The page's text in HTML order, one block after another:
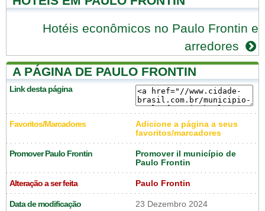
Hotéis econômicos no Paulo Frontin e
arredores
A PÁGINA DE PAULO FRONTIN
Link desta página
Favoritos/Marcadores
Adicione a página a seus
favoritos/marcadores
Promover Paulo Frontin
Promover il município de
Paulo Frontin
Alteração a ser feita Paulo Frontin
Data de modificação 23 Dezembro 2024